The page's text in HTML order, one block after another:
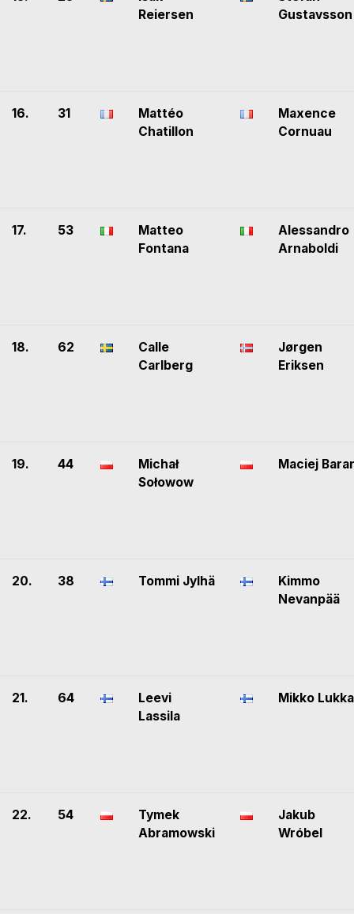
Reiersen
Gustavsson
16. 31
Mattéo
Chatillon
Maxence
Cornuau
17. 53
Matteo
Fontana
Alessandro
Arnaboldi
18. 62
Calle
Carlberg
Jørgen
Eriksen
19. 44
Michał
Sołowow
Maciej
20. 38 Tommi Jylhä
Kimmo
Nevanpää
21. 64
Leevi
Lassila
Mikko Lukka
22. 54
Tymek
Abramowski
Jakub
Wróbel